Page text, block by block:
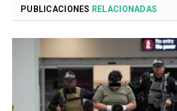
PUBLICACIONES RELACIONADAS